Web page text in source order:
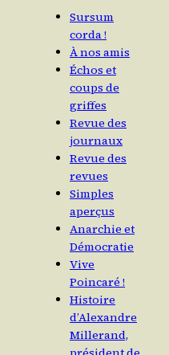
Sursum
corda !
À nos amis
Échos et
coups de
griffes
Revue des
journaux
Revue des
revues
Simples
aperçus
Anarchie et
Démocratie
Vive
Poincaré !
Histoire
d’Alexandre
Millerand,